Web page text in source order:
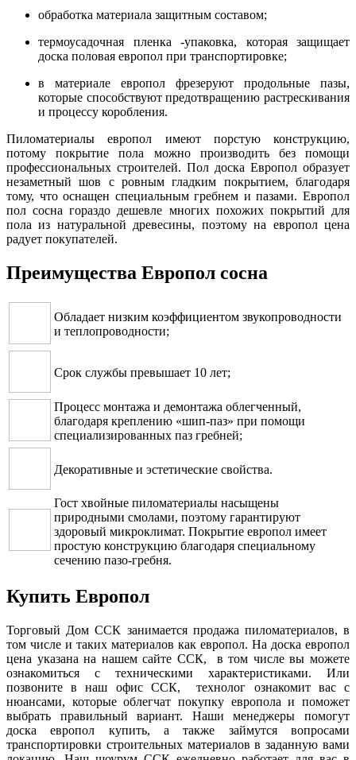
обработка материала защитным составом;
термоусадочная пленка -упаковка, которая защищает
доска половая европол при транспортировке;
в материале европол фрезеруют продольные пазы,
которые способствуют предотвращению растрескивания
и процессу коробления.
Пиломатериалы европол имеют порстую конструкцию,
потому покрытие пола можно производить без помощи
профессиональных строителей. Пол доска Европол образует
незаметный шов с ровным гладким покрытием, благодаря
тому, что оснащен специальным гребнем и пазами. Европол
пол сосна гораздо дешевле многих похожих покрытий для
пола из натуральной древесины, поэтому на европол цена
радует покупателей.
Преимущества Европол сосна
Обладает низким коэффициентом звукопроводности
и теплопроводности;
Срок службы превышает 10 лет;
Процесс монтажа и демонтажа облегченный,
благодаря креплению «шип-паз» при помощи
специализированных паз гребней;
Декоративные и эстетические свойства.
Гост хвойные пиломатериалы насыщены
природными смолами, поэтому гарантируют
здоровый микроклимат. Покрытие европол имеет
простую конструкцию благодаря специальному
сечению пазо-гребня.
Купить Европол
Торговый Дом ССК занимается продажа пиломатериалов, в
том числе и таких материалов как европол. На доска европол
цена указана на нашем сайте ССК, в том числе вы можете
ознакомиться с техническими характеристиками. Или
позвоните в наш офис ССК, технолог ознакомит вас с
нюансами, которые облегчат покупку европола и поможет
выбрать правильный вариант. Наши менеджеры помогут
доска европол купить, а также займутся вопросами
транспортировки строительных материалов в заданную вами